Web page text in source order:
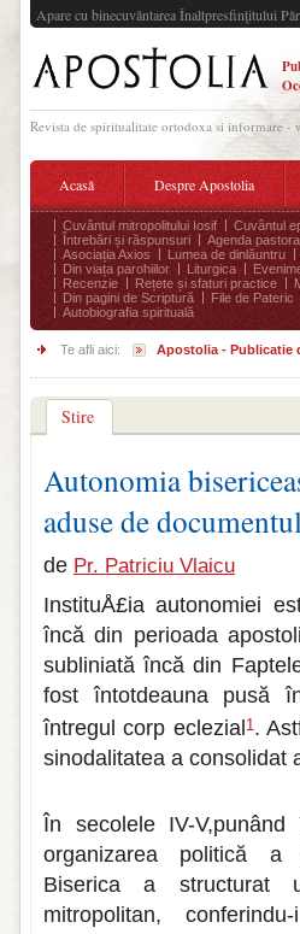
Apare cu binecuvântarea Înaltpresfinţitului
Revista de spiritualitate ortodoxa si informare -
Acasă Despre Apostolia
Cuvântul mitropolitului Iosif Cuvântul
Întrebări și răspunsuri
Agenda
Asociația Axios
Lumea de dinlăuntru
Din viața parohiilor
Liturgica
Recenzie
Rețete și sfaturi practice
Din pagini de Scriptură
File de Pateric
Autobiografia spirituală
Te afli aici: Apostolia - Publicatie
Stire
Autonomia
aduse de
de Pr. Patriciu Vlaicu
InstituÅ£ia autonomiei
încă din perioa­da
subliniată încă din
fost întotdeauna pusă
întregul corp eclezial 1.
sinodalitatea a consolidat
În secolele IV-
organizarea politică a
Biserica a structurat
mitropolitan,